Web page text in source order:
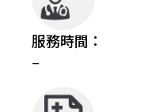
服務時間：
–